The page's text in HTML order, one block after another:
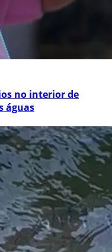
no interior de
águas